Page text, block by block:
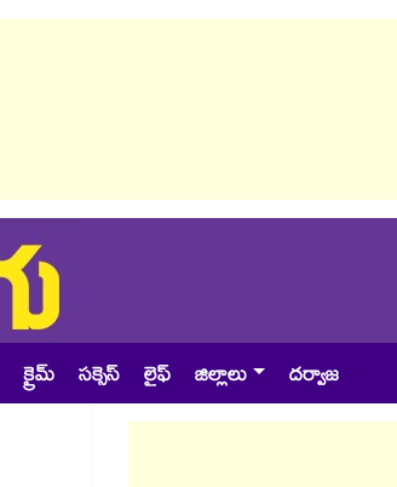
క్రైమ్ సక్సెస్ లైఫ్ జిల్లాలు దర్వాజ